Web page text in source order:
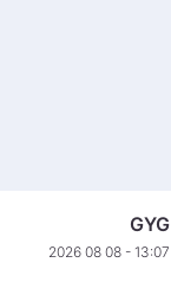
GYG
2026 08 08 - 13:07